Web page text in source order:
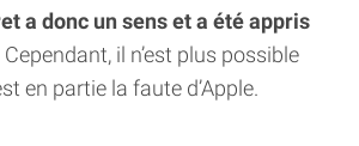
a donc un sens et a été appris
Cependant, il n’est plus possible
en partie la faute d’Apple.